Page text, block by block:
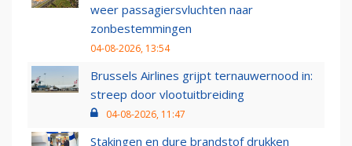
weer passagiersvluchten naar
zonbestemmingen
04-08-2026, 13:54
Brussels Airlines grijpt ternauwernood in:
streep door vlootuitbreiding
04-08-2026, 11:47
Stakingen en dure brandstof drukken